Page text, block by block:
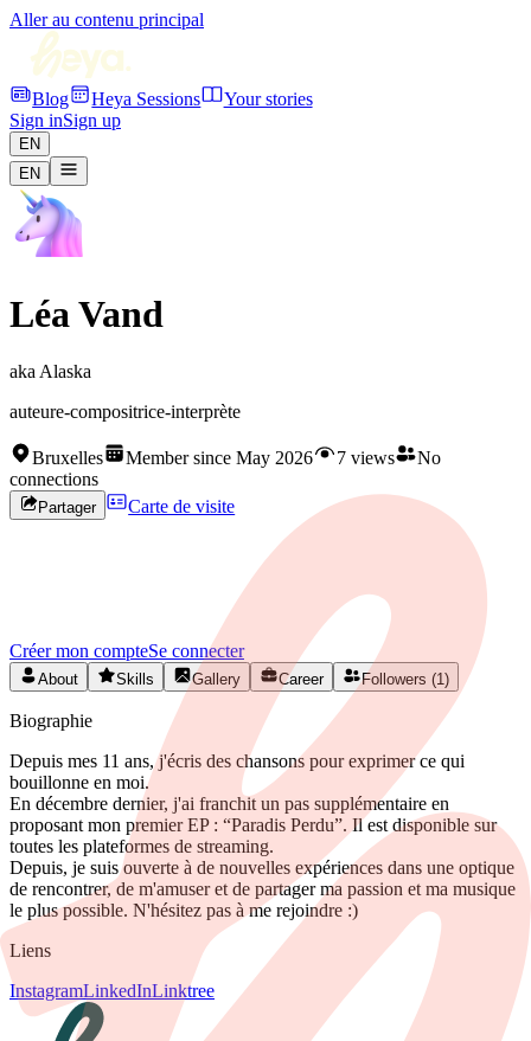
Aller au contenu principal
Blog Heya Sessions
Your stories
Sign inSign up
EN
EN
Léa Vand
aka Alaska
auteure-compositrice-interprète
Bruxelles Member since May 2026 7 views
No
connections
Partager Carte de visite
Léa
Créez votre profil gratuitement et développez votre réseau artistique
Créer mon compteSe connecter
About Skills Gallery Career Followers (1)
Biographie
Depuis mes 11 ans, j'écris des chansons pour exprimer ce qui
bouillonne en moi.
En décembre dernier, j'ai franchit un pas supplémentaire en
proposant mon premier EP : “Paradis Perdu”. Il est disponible sur
toutes les plateformes de streaming.
Depuis, je suis ouverte à de nouvelles expériences dans une optique
de rencontrer, de m'amuser et de partager ma passion et ma musique
le plus possible. N'hésitez pas à me rejoindre :)
Liens
InstagramLinkedInLinktree